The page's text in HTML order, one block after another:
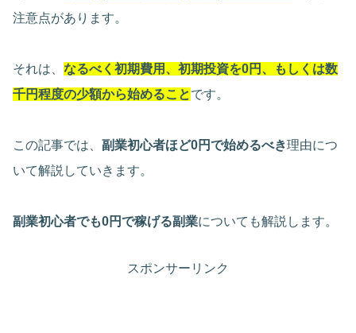
注意点があります。
それは、 なるべく初期費用、初期投資を0円、もしくは数
千円程度の少額から始めることです。
この記事では、 副業初心者ほど0円で始めるべき理由につ
いて解説していきます。
副業初心者でも0円で稼げる副業についても解説します。
スポンサーリンク